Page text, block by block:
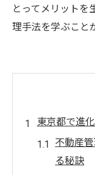
とってメリットを
理手法を学ぶこと
東京都で進
不動産
る秘訣